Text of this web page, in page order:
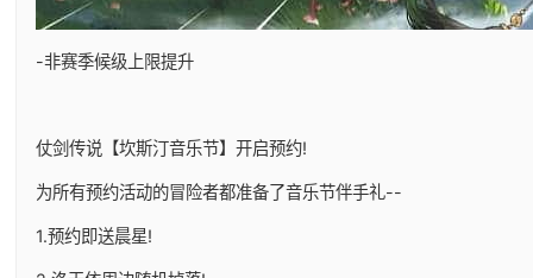
-非赛季候级上限提升
仗剑传说【坎斯汀音乐节】开启预约!
为所有预约活动的冒险者都准备了音乐节伴手礼--
1.预约即送晨星!